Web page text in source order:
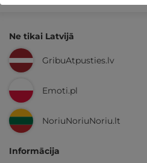
Ne tikai Latvijā
GribuAtpusties.lv
Emoti.pl
NoriuNoriuNoriu.lt
Informācija